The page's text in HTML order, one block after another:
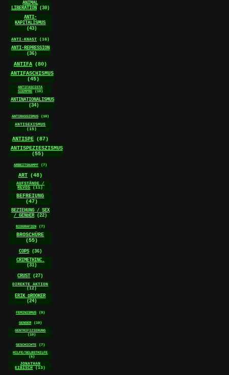
ANIMAL
LIBERATION
(30)
ANTI-
KAPITALISMUS
(43)
ANTI-KNAST (16)
ANTI-REPRESSION
(36)
ANTIFA (80)
ANTIFASCHISMUS
(45)
ANTIFASCISTA
SIEMPRE
(10)
ANTINATIONALISMUS
(34)
ANTIRASSISMUS (10)
ANTISEXISMUS
(15)
ANTISPE (87)
ANTISPEZIESZISMUS
(55)
ARBEITSKAMPF (7)
ART (48)
AUFSTÄNDE /
REVOS
(11)
BEFREIUNG
(47)
BEZIEHUNG / SEX
/ GENDER
(22)
BIOGRAFIEN (7)
BROSCHÜRE
(55)
COPS (36)
CRIMETHINC.
(31)
CRUST (27)
DIREKTE AKTION
(12)
ERIK DROOKER
(24)
FEMINISMUS (9)
GENDER
(10)
GENTRIFIZIERUNG
(10)
GESCHICHTE
(7)
HILFE/SELBSTHILFE
(6)
JONATHAN
EIBISCH
(13)